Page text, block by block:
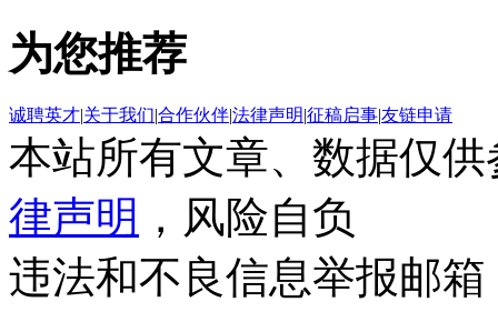
为您推荐
诚聘英才|关于我们|合作伙伴|法律声明|征稿启事|友链申请
本站所有文章、数据仅
律声明 ，风险自负
违法和不良信息举报邮箱